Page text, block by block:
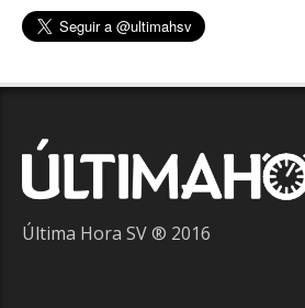
Última Hora SV ® 2016